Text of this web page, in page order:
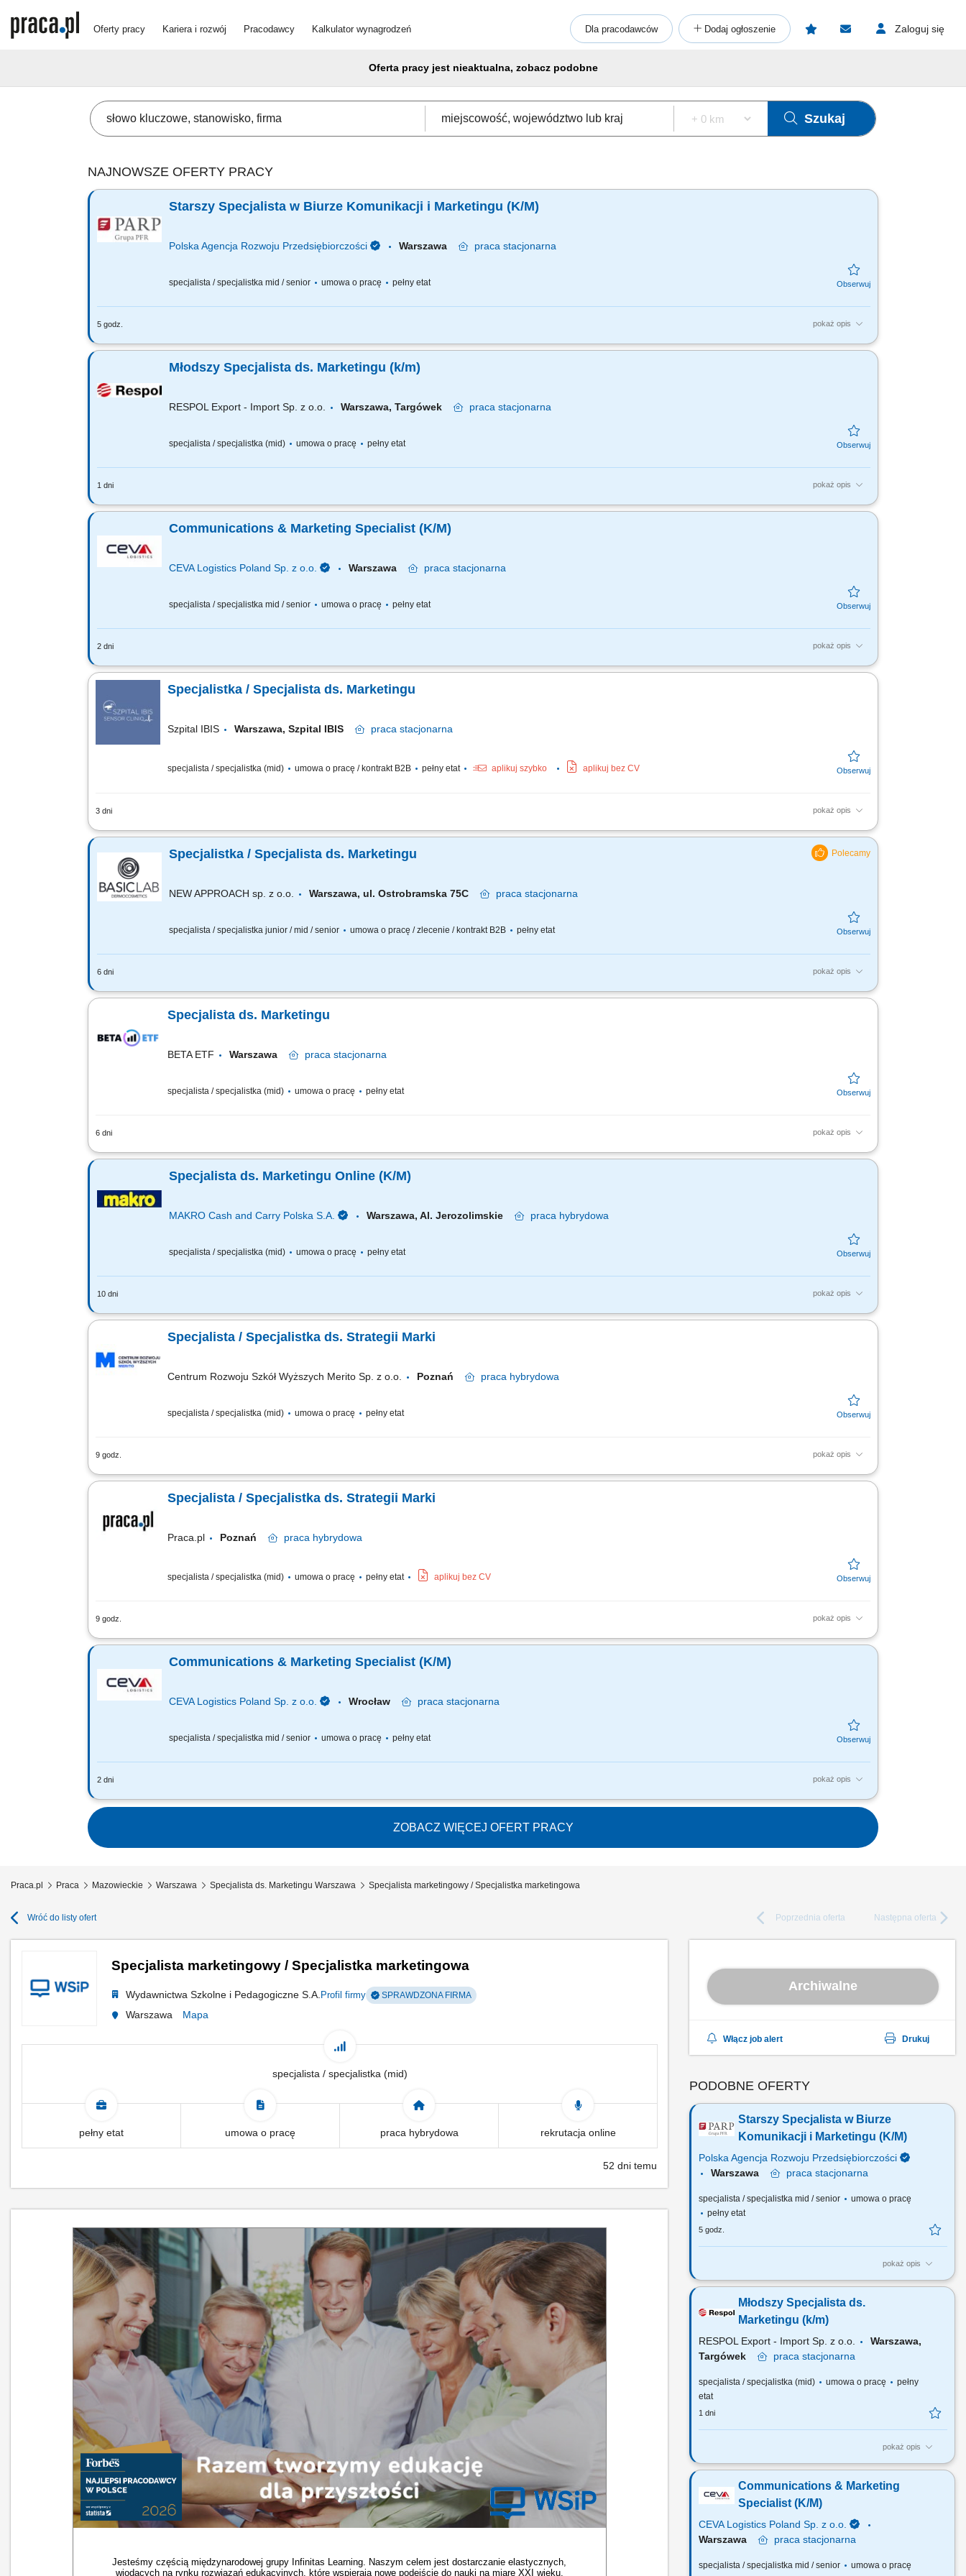
Oferty pracy Kariera i rozwój Pracodawcy Kalkulator wynagrodzeń Dla pracodawców Dodaj ogłoszenie Zaloguj się
Oferta pracy jest nieaktualna, zobacz podobne
Szukaj
NAJNOWSZE OFERTY PRACY
Starszy Specjalista w Biurze Komunikacji i Marketingu (K/M)
Polska Agencja Rozwoju Przedsiębiorczości Warszawa praca stacjonarna
specjalista / specjalistka mid / senior umowa o pracę pełny etat
5 godz. pokaż opis
Główne obowiązki: Opracowywanie i realizacja działań promocyjno-informacyjnych dotyczących Funduszy Europejskich (FEPW, FENG, FERS) oraz Funduszy
Młodszy Specjalista ds. Marketingu (k/m)
RESPOL Export - Import Sp. z o.o. Warszawa, Targówek praca stacjonarna
specjalista / specjalistka (mid) umowa o pracę pełny etat
1 dni pokaż opis
Zakres obowiązków Współtworzenie i realizacja budżetu marketingowego; Planowanie, kompleksowa obsługa akcji promocyjnych w tym tworzenie atrakcyjnych
Communications & Marketing Specialist (K/M)
CEVA Logistics Poland Sp. z o.o. Warszawa praca stacjonarna
specjalista / specjalistka mid / senior umowa o pracę pełny etat
2 dni pokaż opis
YOUR ROLE As Communications & Marketing Specialist for Eastern Europe countries, you will drive the local marketing and communications strategy for our Ground &
Specjalistka / Specjalista ds. Marketingu
Szpital IBIS Warszawa, Szpital IBIS praca stacjonarna
specjalista / specjalistka (mid) umowa o pracę / kontrakt B2B pełny etat aplikuj szybko aplikuj bez CV
3 dni pokaż opis
Wymagania: Minimum 3-5 lat doświadczenia na podobnym stanowisku (senior /regular/ mid) Bardzo dobra, praktyczna znajomość platform: Facebook, Instagram,
Specjalistka / Specjalista ds. Marketingu
NEW APPROACH sp. z o.o. Warszawa, ul. Ostrobramska 75C praca stacjonarna
specjalista / specjalistka junior / mid / senior umowa o pracę / zlecenie / kontrakt B2B pełny etat
6 dni pokaż opis
Szukamy Marketing/ Trade Marketing Specjalisty/ Specjalistki, który wesprze rozwój naszych marek. To stanowisko na styku marketingu i trade marketingu – jeśli
Specjalista ds. Marketingu
BETA ETF Warszawa praca stacjonarna
specjalista / specjalistka (mid) umowa o pracę pełny etat
6 dni pokaż opis
Twój zakres obowiązków odpowiadasz za planowanie i realizację działań marketingowych wspierających sprzedaż produktów Beta ETF; tworzysz i publikujesz treści
Specjalista ds. Marketingu Online (K/M)
MAKRO Cash and Carry Polska S.A. Warszawa, Al. Jerozolimskie praca hybrydowa
specjalista / specjalistka (mid) umowa o pracę pełny etat
10 dni pokaż opis
Twój zakres obowiązków: Tworzenie i analiza kampanii marketingowych zgodnie z celami biznesowymi. Koordynacja publikacji akcji marketingowych i komunikacji
Specjalista / Specjalistka ds. Strategii Marki
Centrum Rozwoju Szkół Wyższych Merito Sp. z o.o. Poznań praca hybrydowa
specjalista / specjalistka (mid) umowa o pracę pełny etat
9 godz. pokaż opis
Zakres obowiązków: Opracowywanie i wdrażanie wytycznych do komunikacji marki (tone of voice, slogany, key messages). Nadzorowanie spójności strategii marki we
Specjalista / Specjalistka ds. Strategii Marki
Praca.pl Poznań praca hybrydowa
specjalista / specjalistka (mid) umowa o pracę pełny etat aplikuj bez CV
9 godz. pokaż opis
Zakres obowiązków: Tworzenie i wdrażanie wytycznych komunikacji marki; Nadzór nad spójnością strategii marki we wszystkich kanałach komunikacyjnych;
Communications & Marketing Specialist (K/M)
CEVA Logistics Poland Sp. z o.o. Wrocław praca stacjonarna
specjalista / specjalistka mid / senior umowa o pracę pełny etat
2 dni pokaż opis
YOUR ROLE As Communications & Marketing Specialist for Eastern Europe countries, you will drive the local marketing and communications strategy for our Ground &
ZOBACZ WIĘCEJ OFERT PRACY
Praca.pl Praca Mazowieckie Warszawa Specjalista ds. Marketingu Warszawa Specjalista marketingowy / Specjalistka marketingowa
Wróć do listy ofert Poprzednia oferta Następna oferta
Specjalista marketingowy / Specjalistka marketingowa
Wydawnictwa Szkolne i Pedagogiczne S.A. Profil firmy SPRAWDZONA FIRMA
Warszawa Mapa
specjalista / specjalistka (mid)
pełny etat umowa o pracę praca hybrydowa rekrutacja online
52 dni temu
Jesteśmy częścią międzynarodowej grupy Infinitas Learning. Naszym celem jest dostarczanie elastycznych,
wiodących na rynku rozwiązań edukacyjnych, które wspierają nowe podejście do nauki na miarę XXI wieku.
Archiwalne
Włącz job alert Drukuj
PODOBNE OFERTY
Starszy Specjalista w Biurze
Komunikacji i Marketingu (K/M)
Polska Agencja Rozwoju Przedsiębiorczości
Warszawa
praca stacjonarna
specjalista / specjalistka mid / senior
umowa o pracę
pełny etat
5 godz.
pokaż opis
Główne obowiązki: Opracowywanie i realizacja działań
Europejskich (FEPW, FENG, FERS) oraz Funduszy
Norweskich, w tym prowadzenie kampanii promocyjno-
promujących Agencję i oferowane przez...
Młodszy Specjalista ds.
Marketingu (k/m)
RESPOL Export - Import Sp. z o.o.
Warszawa,
Targówek
praca stacjonarna
specjalista / specjalistka (mid) umowa o pracę
pełny
etat
1 dni
pokaż opis
Zakres obowiązków Współtworzenie i realizacja budżetu
promocyjnych w tym tworzenie atrakcyjnych wizualnie
materiałów cyfrowych i drukowanych Tworzenie i publikacja
nadzór nad...
Communications & Marketing
Specialist (K/M)
CEVA Logistics Poland Sp. z o.o.
Warszawa
praca stacjonarna
specjalista / specjalistka mid / senior
umowa o pracę